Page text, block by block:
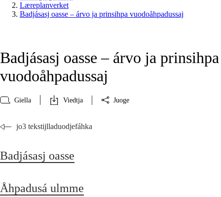
Læreplanverket
Badjásasj oasse – árvo ja prinsihpa vuodoåhpadussaj
Badjásasj oasse – árvo ja prinsihpa
vuodoåhpadussaj
Giella Viedtja Juoge
jo3 tekstijlladuodjefáhka
Badjásasj oasse
Åhpadusá ulmme